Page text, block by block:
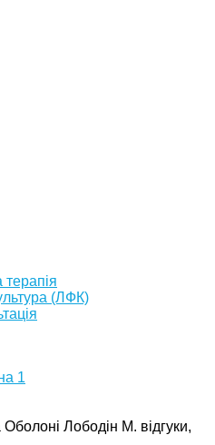
терапія
(ЛФК)
1